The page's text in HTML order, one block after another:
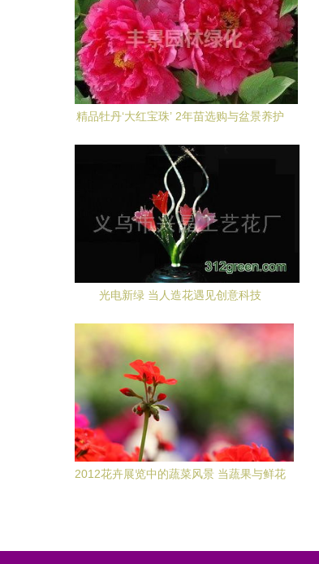
精品牡丹‘大红宝珠’ 2年苗选购与盆景养护
光电新绿 当人造花遇见创意科技
2012花卉展览中的蔬菜风景 当蔬果与鲜花